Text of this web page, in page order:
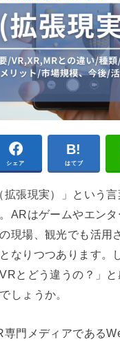
シェア はてブ
拡張現実）」という
ARはゲームやエン
現場、観光でも活用
なりつつあります。
とどう違うの？」
しょうか。
専門メディアである